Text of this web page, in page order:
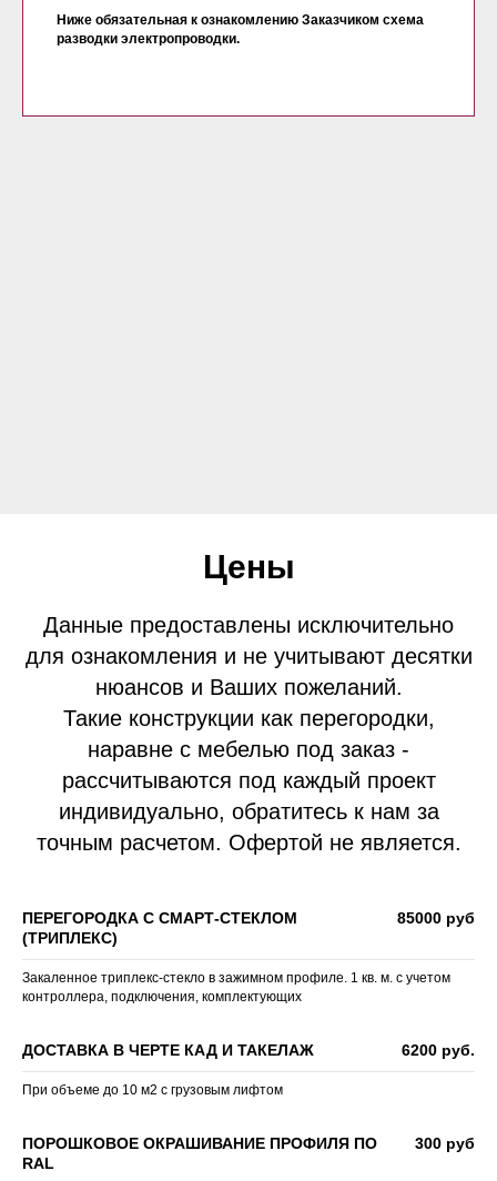
Ниже обязательная к ознакомлению Заказчиком схема
разводки электропроводки.
Цены
Данные предоставлены исключительно
для ознакомления и не учитывают десятки
нюансов и Ваших пожеланий.
Такие конструкции как перегородки,
наравне с мебелью под заказ -
рассчитываются под каждый проект
индивидуально, обратитесь к нам за
точным расчетом. Офертой не является.
ПЕРЕГОРОДКА С СМАРТ-СТЕКЛОМ
(ТРИПЛЕКС)
85000 руб
Закаленное триплекс-стекло в зажимном профиле. 1 кв. м. с учетом
контроллера, подключения, комплектующих
ДОСТАВКА В ЧЕРТЕ КАД И ТАКЕЛАЖ 6200 руб.
При объеме до 10 м2 с грузовым лифтом
ПОРОШКОВОЕ ОКРАШИВАНИЕ ПРОФИЛЯ ПО
RAL
300 руб